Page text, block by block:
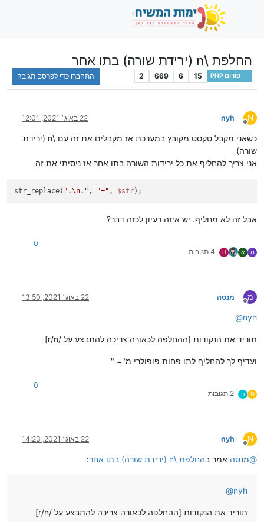
החלפת \n (ירידת שורה) בתו אחר
פורום PHP 15
6
669
2 התחברו כדי לפרסם תגובה
N
מנותק
nyh 22 באוג׳ 2021, 12:01
כשאני מקבל טקסט מקובץ במערכת אז מקבלים את זה עם \n (ירידת
שורה)
אני צריך להחליף את כל ירידות השורה בתו אחר אז ניסיתי את זה
str_replace( ".\n." , "=" , $str
אבל זה לא מחליף. יש איזה רעיון לכזה דבר?
מ א H 4 תגובות
0
מ
מנותק
מנסה 22 באוג׳ 2021, 13:50
@nyh
תוריד את הנקודות [ההחלפה לכאורה צריכה להתבצע על /r/n]
ועדיף לך להחליף לתו פחות פופולרי מ"= "
N ח 2 תגובות
0
N
מנותק
nyh 22 באוג׳ 2021, 14:23
@מנסה אמר בהחלפת \n (ירידת שורה) בתו אחר :
@nyh
תוריד את הנקודות [ההחלפה לכאורה צריכה להתבצע על /r/n]